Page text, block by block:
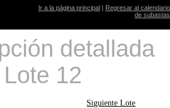
Ir a la página principal | Regresar al calendario
de subastas
detallada
Lote 12
Siguiente Lote